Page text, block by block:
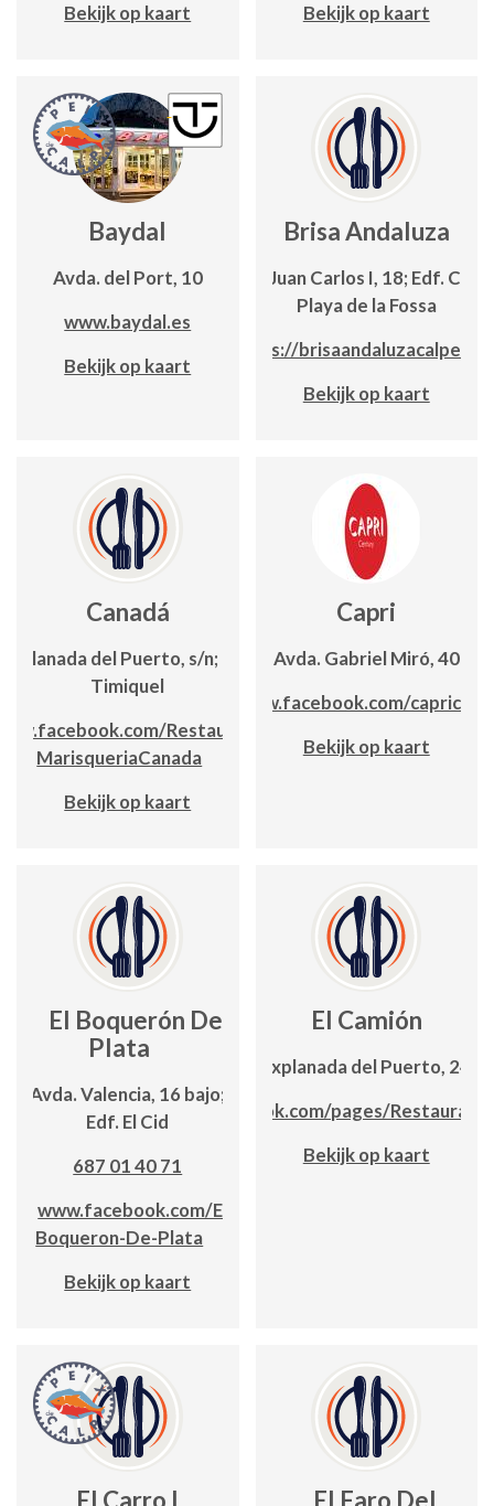
Bekijk op kaart
Bekijk op kaart
Baydal
Avda. del Port, 10
www.baydal.es
Bekijk op kaart
Brisa Andaluza
Avda. Juan Carlos I, 18; Edf.
Playa de la Fossa
https://
Bekijk op kaart
Canadá
Explanada del Puerto, s/n; Edf.
Timiquel
Restaurante-
MarisqueriaCanada
Bekijk op kaart
Capri
Avda. Gabriel Miró, 40
www.facebook.com/
Bekijk op kaart
El Boquerón De
Plata
Avda. Valencia, 16 bajo;
Edf. El Cid
687 01 40 71
www.facebook.com/El-
Boqueron-De-Plata
Bekijk op kaart
El Camión
Explanada del Puerto, 24
www.facebook.com/pages/
Bekijk op kaart
El Carro I El Faro Del